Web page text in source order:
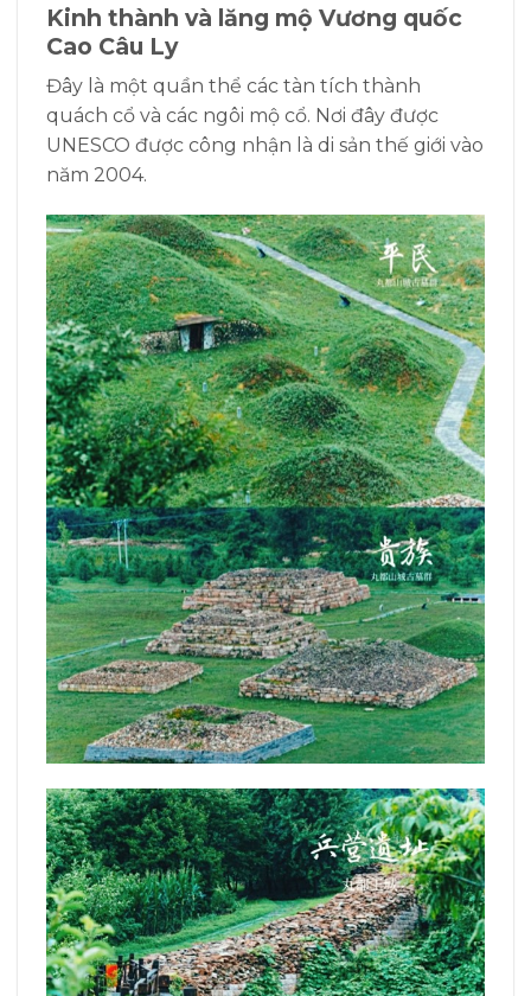
Kinh thành và lăng mộ Vương quốc
Cao Câu Ly
Đây là một quần thể các tàn tích thành
quách cổ và các ngôi mộ cổ. Nơi đây được
UNESCO được công nhận là di sản thế giới vào
năm 2004.